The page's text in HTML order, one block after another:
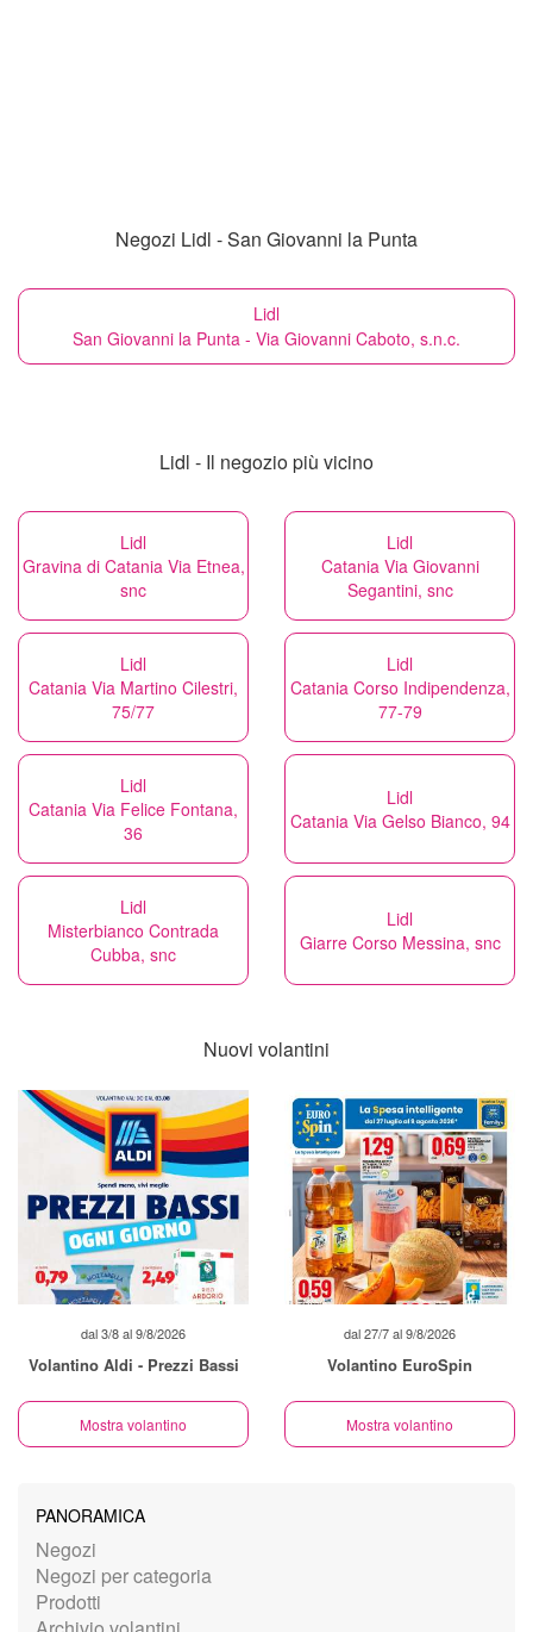
Negozi Lidl - San Giovanni la Punta
Lidl
San Giovanni la Punta - Via Giovanni Caboto, s.n.c.
Lidl - Il negozio più vicino
Lidl
Gravina di Catania Via Etnea,
snc
Lidl
Catania Via Giovanni
Segantini, snc
Lidl
Catania Via Martino Cilestri,
75/77
Lidl
Catania Corso Indipendenza,
77-79
Lidl
Catania Via Felice Fontana,
36
Lidl
Catania Via Gelso Bianco, 94
Lidl
Misterbianco Contrada
Cubba, snc
Lidl
Giarre Corso Messina, snc
Nuovi volantini
dal 3/8 al 9/8/2026
Volantino Aldi - Prezzi Bassi
Mostra volantino
dal 27/7 al 9/8/2026
Volantino EuroSpin
Mostra volantino
PANORAMICA
Negozi
Negozi per categoria
Prodotti